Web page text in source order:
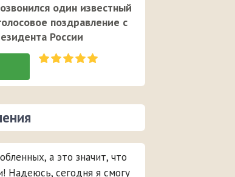
один известный
поздравление с
России
а это значит, что
Надеюсь, сегодня я смогу